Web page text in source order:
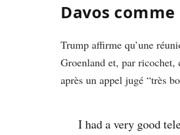
Davos
Trump affirme qu’une
Groenland et, par ricochet,
après un appel jugé “très
I had a very good